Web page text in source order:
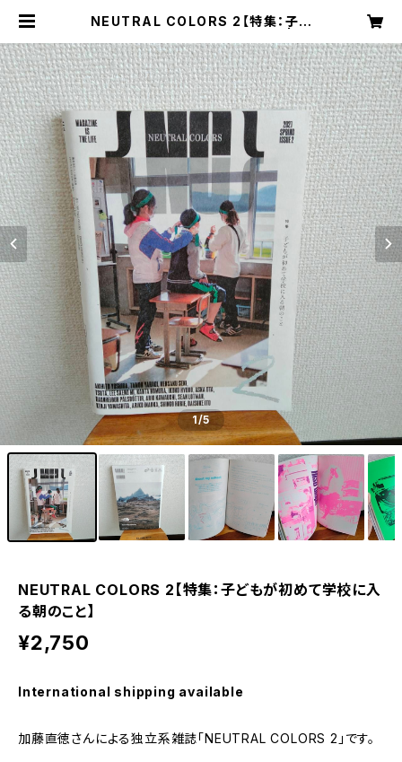
NEUTRAL COLORS 2【特集：子ど
ok & board game shop "carav
an"
1/5
NEUTRAL COLORS 2【特集：子どもが初めて学校に入
る朝のこと】
¥2,750
International shipping available
加藤直徳さんによる独立系雑誌「NEUTRAL COLORS 2」です。